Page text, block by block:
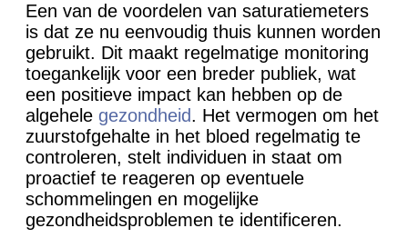
Een van de voordelen van saturatiemeters
is dat ze nu eenvoudig thuis kunnen worden
gebruikt. Dit maakt regelmatige monitoring
toegankelijk voor een breder publiek, wat
een positieve impact kan hebben op de
algehele gezondheid. Het vermogen om het
zuurstofgehalte in het bloed regelmatig te
controleren, stelt individuen in staat om
proactief te reageren op eventuele
schommelingen en mogelijke
gezondheidsproblemen te identificeren.